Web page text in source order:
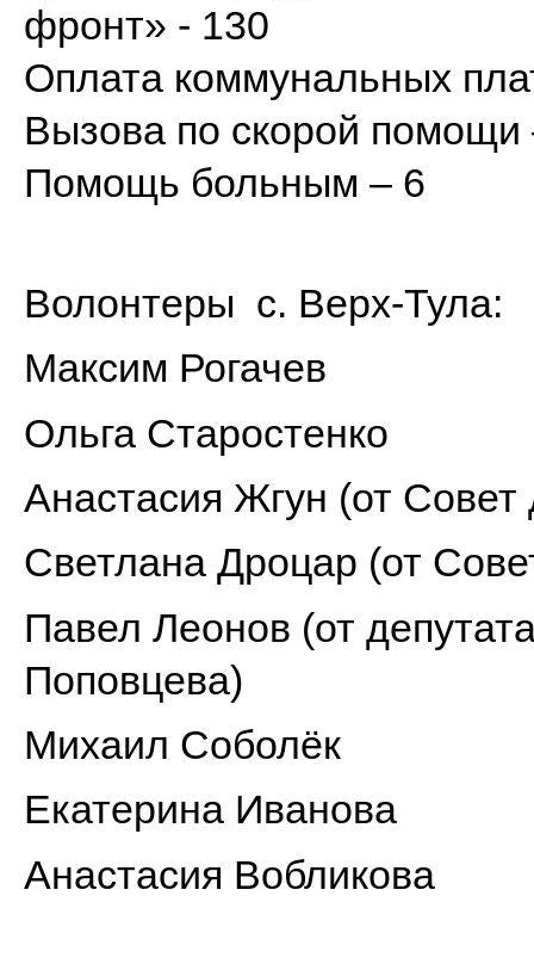
фронт» - 130
Оплата коммунальных
Вызова по скорой помощи
Помощь больным – 6
Волонтеры с. Верх-Тула:
Максим Рогачев
Ольга Старостенко
Анастасия Жгун (от Совет
Светлана Дроцар (от
Павел Леонов (от
Поповцева)
Михаил Соболёк
Екатерина Иванова
Анастасия Вобликова